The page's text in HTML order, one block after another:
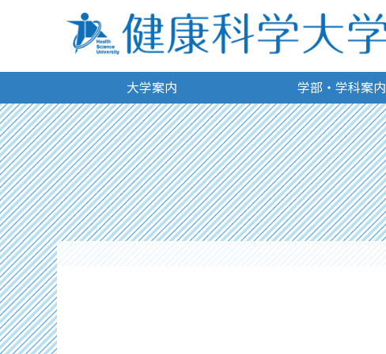
大学案内 学部・学科案内